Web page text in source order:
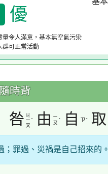
優
量令人滿意，基本無空氣污染
群可正常活動
時背
咎 ㄐ
ㄧ
ㄡ
ˋ 由 ㄧ
ㄡ ˊ 自 ㄗ ˋ 取
；罪過、災禍是自己招來的。